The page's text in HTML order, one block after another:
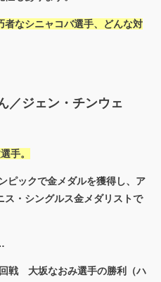
なシニャコバ選手、どんな対
／ジェン・チンウェ
手。
ピックで金メダルを獲得し、ア
ス・シングルス金メダリストで
戦 大坂なおみ選手の勝利（ハ